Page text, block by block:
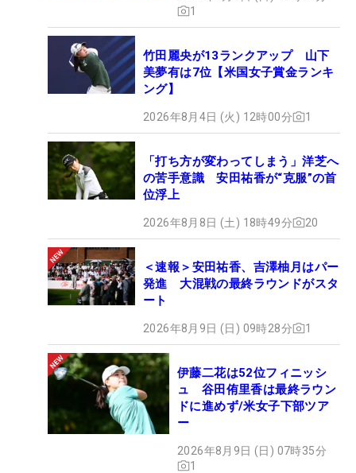
1
竹田麗央が13ランクアップ 山下
美夢有は7位【米国女子賞金ランキ
ング】
2026年8月4日 (火) 12時00分 1
「打ち方が変わってしまう」洋芝へ
の苦手意識 安田祐香が“克服”の首
位浮上
2026年8月8日 (土) 18時49分 20
＜速報＞安田祐香、吉澤柚月はパー
発進 大混戦の最終ラウンドがスタ
ート
2026年8月9日 (日) 09時28分 1
伊藤二花は52位フィニッシ
ュ 谷田侑里香は最終ラウン
ドに進めず/米女子下部ツア
ー
2026年8月9日 (日) 07時35分
1